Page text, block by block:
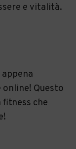
e vitalità.
Questo
che